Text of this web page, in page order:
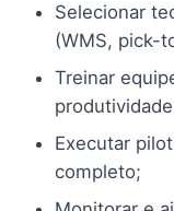
Selecionar
(WMS, pick-
Treinar
Executar
completo;